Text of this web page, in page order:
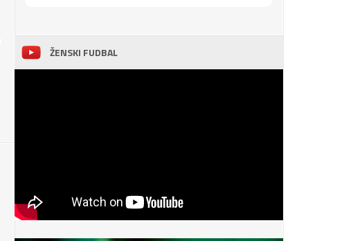
ŽENSKI FUDBAL